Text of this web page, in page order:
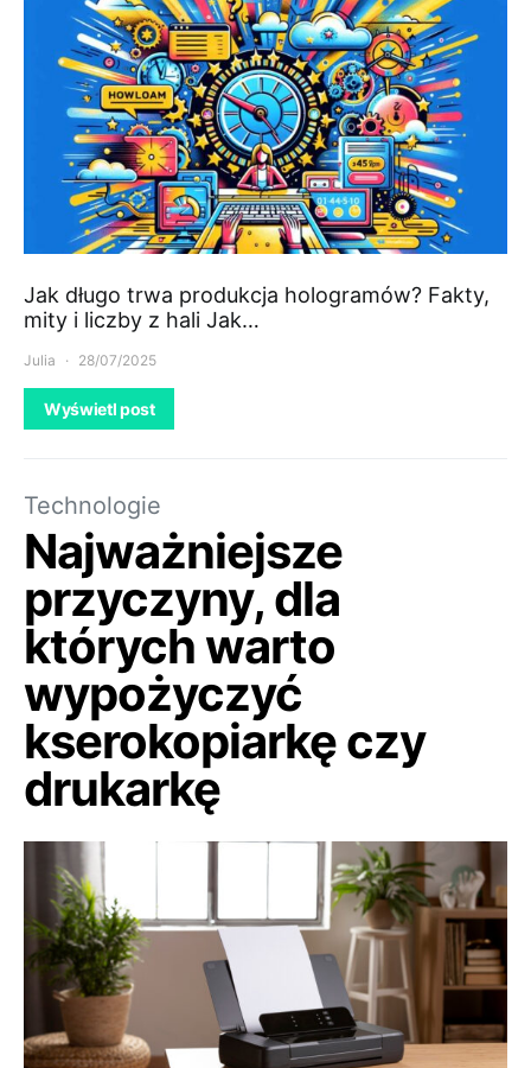
Jak długo trwa produkcja hologramów? Fakty,
mity i liczby z hali Jak…
Julia 28/07/2025
Wyświetl post
Technologie
Najważniejsze
przyczyny, dla
których warto
wypożyczyć
kserokopiarkę czy
drukarkę